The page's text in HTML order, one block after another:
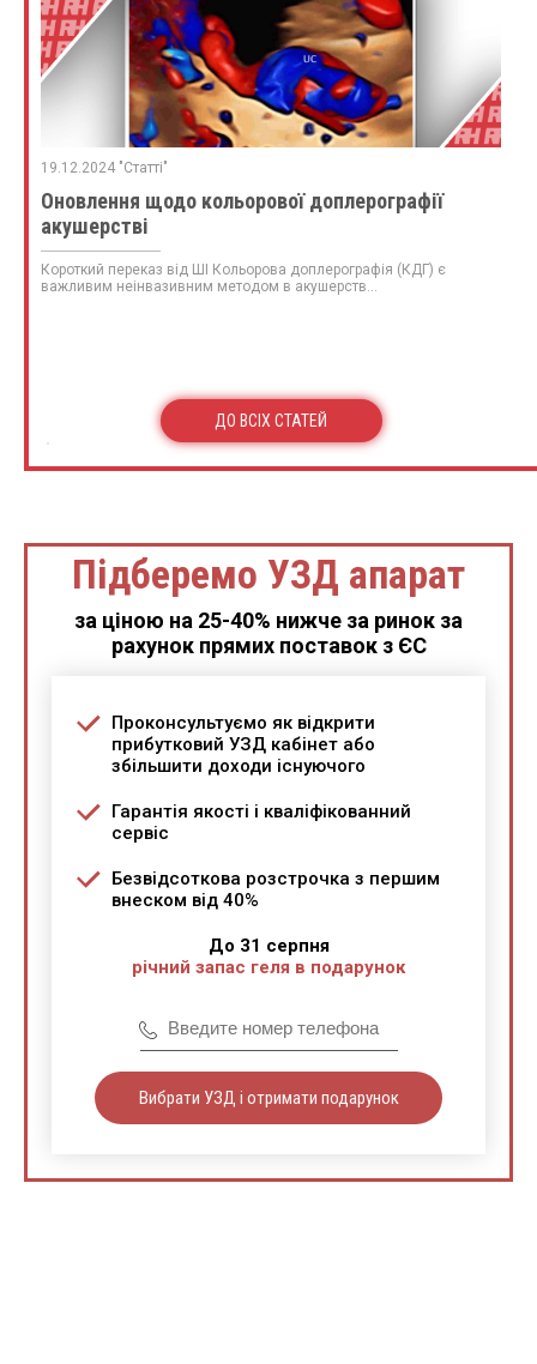
19.12.2024 "Статті"
Оновлення щодо кольорової доплерографії
акушерстві
Короткий переказ від ШІ Кольорова доплерографія (КДГ) є
важливим неінвазивним методом в акушерств...
ДО ВСІХ СТАТЕЙ
Підберемо УЗД апарат
за ціною на 25-40% нижче за ринок за
рахунок прямих поставок з ЄС
Проконсультуємо як відкрити
прибутковий УЗД кабінет або
збільшити доходи існуючого
Гарантія якості і кваліфікованний
сервіс
Безвідсоткова розстрочка з першим
внеском від 40%
До 31 серпня
річний запас геля в подарунок
Вибрати УЗД і отримати подарунок